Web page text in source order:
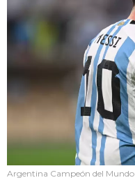
Argentina Campeón del Mundo